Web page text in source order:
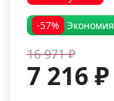
-57% Экономия
16 971 ₽
7 216 ₽